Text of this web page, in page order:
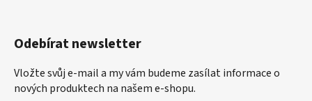
Odebírat newsletter
Vložte svůj e-mail a my vám budeme zasílat informace o
nových produktech na našem e-shopu.